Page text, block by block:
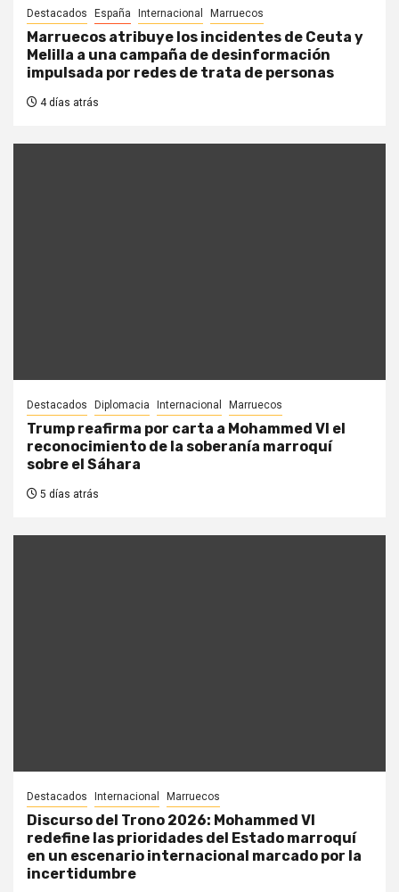
Destacados España Internacional Marruecos
Marruecos atribuye los incidentes de Ceuta y
Melilla a una campaña de desinformación
impulsada por redes de trata de personas
4 días atrás
Destacados Diplomacia Internacional Marruecos
Trump reafirma por carta a Mohammed VI el
reconocimiento de la soberanía marroquí
sobre el Sáhara
5 días atrás
Destacados Internacional Marruecos
Discurso del Trono 2026: Mohammed VI
redefine las prioridades del Estado marroquí
en un escenario internacional marcado por la
incertidumbre